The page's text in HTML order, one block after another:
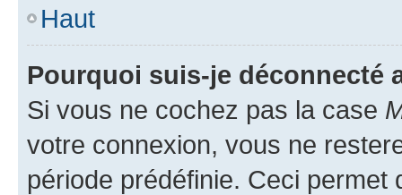
Haut
Pourquoi suis-je déconnecté
Si vous ne cochez pas la case
votre connexion, vous ne
période prédéfinie. Ceci permet